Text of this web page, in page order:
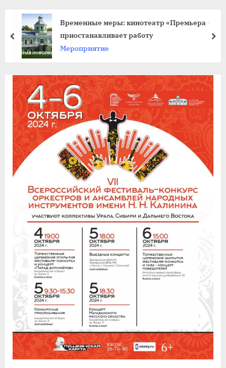
факс:
+7
39
59
Временные меры: кинотеатр «Премьера»
приостанавливает работу
Мероприятие
пред